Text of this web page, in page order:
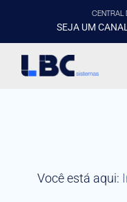
CENTRAL
SEJA UM
Você está aqui: